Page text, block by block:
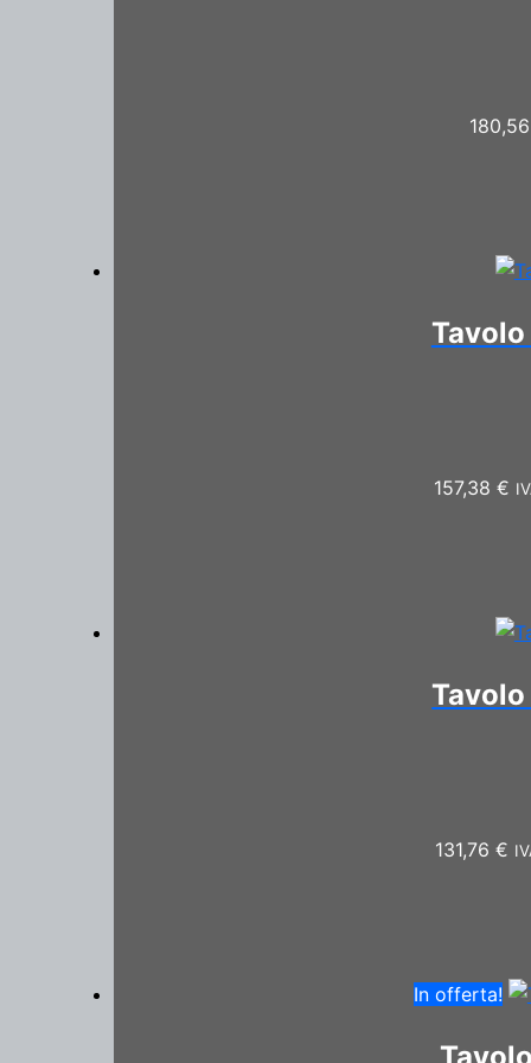
180,56
157,38 €
131,76 €
In offerta!